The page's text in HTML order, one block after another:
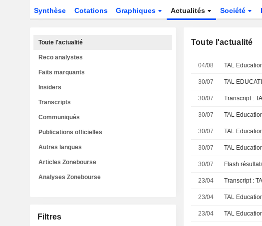
Synthèse Cotations Graphiques Actualités Société
Toute l'actualité
04/08
30/07 TAL
30/07 Transcript :
30/07
30/07
30/07
30/07
23/04 Transcript :
23/04
23/04
Toute l'actualité
Reco analystes
Faits marquants
Insiders
Transcripts
Communiqués
Publications officielles
Autres langues
Articles Zonebourse
Analyses Zonebourse
Filtres